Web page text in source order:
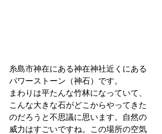
糸島市神在にある神在神社近くにある
パワーストーン（神石）です。
まわりは平たんな竹林になっていて、
こんな大きな石がどこからやってきた
のだろうと不思議に思います。自然の
威力はすごいですね。この場所の空気